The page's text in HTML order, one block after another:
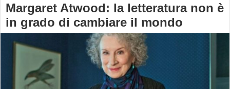
Margaret Atwood: la letteratura non è
in grado di cambiare il mondo